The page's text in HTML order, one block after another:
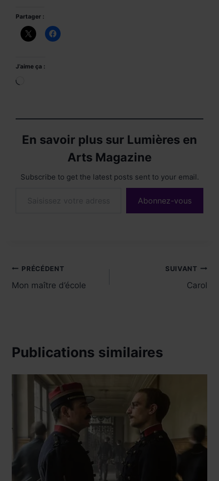
Partager :
J’aime ça :
En savoir plus sur Lumières en
Arts Magazine
Subscribe to get the latest posts sent to your email.
Abonnez-vous
Navigation
de
PRÉCÉDENT
Mon maître d’école
SUIVANT
Carol
Publications similaires